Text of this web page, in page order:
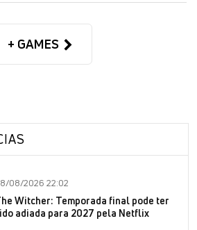
+ GAMES
08/2026 22:02
Witcher: Temporada final pode ter
adiada para 2027 pela Netflix